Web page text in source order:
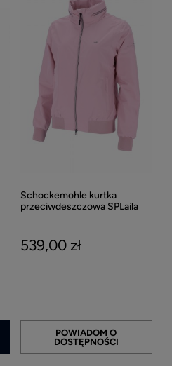
Schockemohle kurtka
przeciwdeszczowa SPLaila
539,00 zł
POWIADOM O
DOSTĘPNOŚCI